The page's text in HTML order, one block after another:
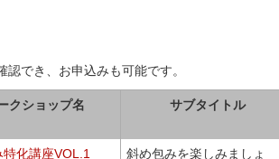
でき、お申込みも可能です。
クショップ名 サブタイトル
化講座VOL.1
斜め包みを楽しみましょ